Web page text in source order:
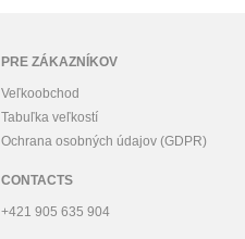
PRE ZÁKAZNÍKOV
Veľkoobchod
Tabuľka veľkostí
Ochrana osobných údajov (GDPR)
CONTACTS
+421 905 635 904